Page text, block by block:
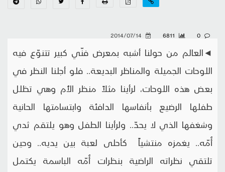
◄العالم من حولنا أشبه بمعرض فنّي كبير تتنوّع فيه
اللوحات الجميلة والمناظر البديعة.. فلو أجلنا النظر في
بعض هذه اللوحات، لرأينا مثلاً منظر الأُم وهي تظلل
طفلها الرضيع بأنفاسها الدافئة وابتسامتها الحانية
وشغفها الذي لا يحدّ.. ولرأينا الطفل وهو يلتقم ثدي
أُمّه.. يغمزه منتشياً كأحلى لعبة بين يديه.. وحين
تلتقي نظراته الراضية بنظرات أُمّه الباسمة يكتمل